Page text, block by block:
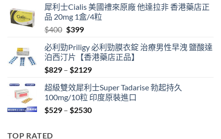
was:
$600.
is:
$480.
犀利士Cialis 美國禮來原廠 他達拉非 香港藥店正
品 20mg 1盒/4粒
$400 Original
was:
$400.
$399Current
is:
$399.
必利勁Priligy 必利勁膜衣錠 治療男性早洩 鹽酸達
泊西汀片【香港藥店正品】
$829 – $2129Price
$829
through
$2129
超級雙效犀利士Super Tadarise 勃起持久
100mg/10粒 印度原裝進口
$529 – $2530Price
TOP RATED